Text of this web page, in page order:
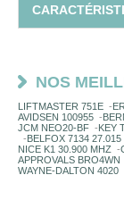
NOS
LIFTMASTER 751E -
AVIDSEN 100955 -
JCM NEO20-BF -KEY
-BELFOX 7134 27.015
NICE K1 30.900 MHZ -
APPROVALS BRO4WN
WAYNE-DALTON 4020